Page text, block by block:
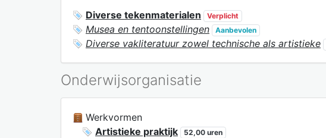
Diverse tekenmaterialen Verplicht
Musea en tentoonstellingen Aanbevolen
Diverse vakliteratuur zowel technische als artistieke
Onderwijsorganisatie
Werkvormen
Artistieke praktijk
52,00 uren